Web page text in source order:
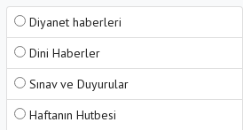
Diyanet haberleri
Dini Haberler
Sınav ve Duyurular
Haftanın Hutbesi